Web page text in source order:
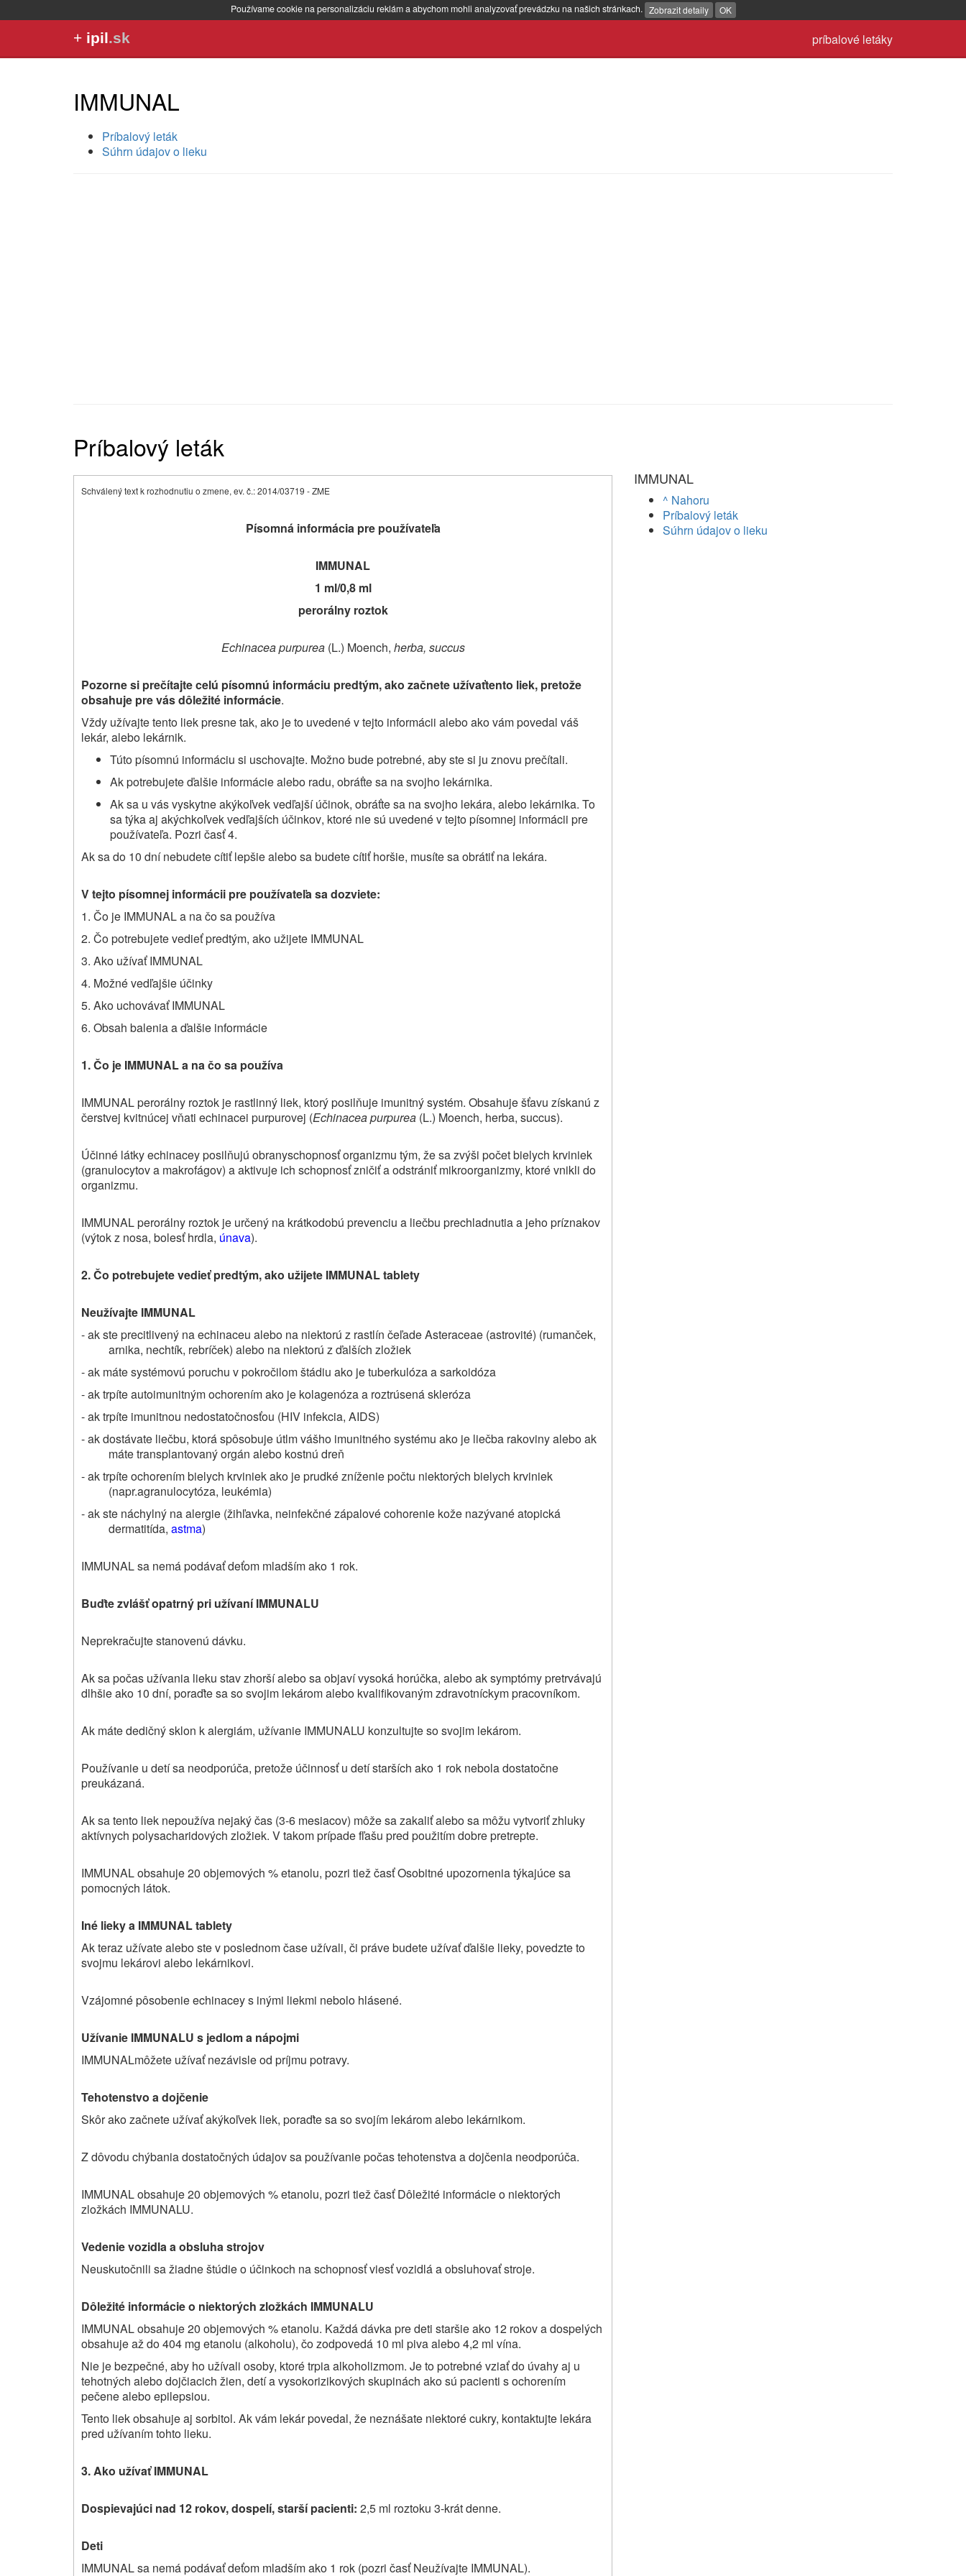
Používame cookie na personalizáciu reklám a abychom mohli analyzovať prevádzku na našich stránkach. Zobrazit detaily OK
príbalové letáky
+ ipil.sk
IMMUNAL
Príbalový leták
Súhrn údajov o lieku
Príbalový leták
Schválený text k rozhodnutiu o zmene, ev. č.: 2014/03719 - ZME
Písomná informácia pre používateľa
IMMUNAL
1 ml/0,8 ml
perorálny roztok
Echinacea purpurea(L.) Moench, herba, succus
Pozorne si prečítajtecelú písomnú informáciu predtým, ako začnete užívaťtento liek, pretože
obsahuje pre vás dôležité informácie.
Vždy užívajte tento liek presne tak, ako je to uvedené v tejto informácii alebo ako vám povedal váš
lekár, alebo lekárnik.
Túto písomnú informáciu si uschovajte. Možno bude potrebné, aby ste si ju znovu prečítali.
Ak potrebujete ďalšie informácie alebo radu, obráťte sa na svojho lekárnika.
Ak sa u vás vyskytne akýkoľvek vedľajší účinok, obráťte sa na svojho lekára, alebo lekárnika. To
sa týka aj akýchkoľvek vedľajších účinkov, ktoré nie sú uvedené v tejto písomnej informácii pre
používateľa. Pozri časť 4.
Ak sa do 10 dnínebudete cítiť lepšiealebo sabudete cítiť horšie, musíte sa obrátiť na lekára.
V tejto písomnej informácii pre používateľa sa dozviete:
1. Čo je IMMUNAL a na čo sa používa
2. Čo potrebujete vedieť predtým, ako užijete IMMUNAL
3. Ako užívať IMMUNAL
4. Možné vedľajšie účinky
5. Ako uchovávať IMMUNAL
6. Obsah balenia a ďalšie informácie
1. Čo je IMMUNAL a na čo sa používa
IMMUNAL perorálny roztok je rastlinný liek, ktorý posilňuje imunitný systém. Obsahuješťavu získanú z
čerstvej kvitnúcej vňati echinacei purpurovej (Echinacea purpurea (L.) Moench, herba, succus).
Účinné látky echinacey posilňujú obranyschopnosť organizmu tým, že sa zvýši počet bielych krviniek
(granulocytov a makrofágov) a aktivuje ich schopnosť zničiť a odstrániť mikroorganizmy, ktoré vnikli do
organizmu.
IMMUNALperorálny roztok je určený na krátkodobú prevenciu a liečbu prechladnutia a jeho príznakov
(výtok z nosa, bolesť hrdla, únava).
2. Čo potrebujete vedieť predtým, ako užijete IMMUNAL tablety
Neužívajte IMMUNAL
- ak ste precitlivený na echinaceu alebo na niektorú z rastlín čeľade Asteraceae (astrovité) (rumanček,
arnika, nechtík, rebríček) alebo na niektorú z ďalších zložiek
- ak máte systémovú poruchu v pokročilom štádiu ako je tuberkulóza a sarkoidóza
- ak trpíte autoimunitným ochorením ako je kolagenóza a roztrúsená skleróza
- ak trpíte imunitnou nedostatočnosťou (HIV infekcia, AIDS)
- ak dostávate liečbu, ktorá spôsobuje útlm vášho imunitného systému ako je liečba rakoviny alebo ak
máte transplantovaný orgán alebo kostnú dreň
- ak trpíte ochorením bielych krviniek ako je prudké zníženie počtu niektorých bielych krviniek
(napr.agranulocytóza, leukémia)
- ak ste náchylný na alergie (žihľavka, neinfekčné zápalové cohorenie kože nazývané atopická
dermatitída, astma)
IMMUNAL sa nemá podávať deťom mladším ako 1 rok.
Buďte zvlášť opatrný pri užívaní IMMUNALU
Neprekračujte stanovenú dávku.
Ak sa počas užívania lieku stav zhorší alebo sa objaví vysoká horúčka, alebo ak symptómy pretrvávajú
dlhšie ako 10 dní, poraďte sa so svojim lekárom alebo kvalifikovaným zdravotníckym pracovníkom.
Ak máte dedičný sklon k alergiám, užívanie IMMUNALU konzultujte so svojim lekárom.
Používanie u detí sa neodporúča, pretože účinnosť u detí starších ako 1 rok nebola dostatočne
preukázaná.
Ak sa tento liek nepoužíva nejaký čas (3-6 mesiacov) môže sa zakaliť alebo sa môžu vytvoriť zhluky
aktívnych polysacharidových zložiek. V takom prípade fľašu pred použitím dobre pretrepte.
IMMUNAL obsahuje 20 objemových % etanolu, pozri tiež časť Osobitné upozornenia týkajúce sa
pomocných látok.
Iné lieky a IMMUNALtablety
Ak teraz užívatealebo ste v poslednom čase užívali, či práve budete užívať ďalšie lieky, povedzte to
svojmu lekárovi alebo lekárnikovi.
Vzájomné pôsobenie echinacey s inými liekmi nebolo hlásené.
Užívanie IMMUNALU s jedlom a nápojmi
IMMUNALmôžete užívať nezávisle od príjmu potravy.
Tehotenstvo a dojčenie
Skôr ako začnete užívať akýkoľvek liek, poraďte sa so svojím lekárom alebo lekárnikom.
Z dôvodu chýbania dostatočných údajov sa používanie počas tehotenstva a dojčenia neodporúča.
IMMUNAL obsahuje 20 objemových % etanolu, pozri tiež časťDôležité informácie o niektorých
zložkách IMMUNALU.
Vedenie vozidla a obsluha strojov
Neuskutočnili sa žiadne štúdie o účinkoch na schopnosť viesť vozidlá a obsluhovať stroje.
Dôležité informácie o niektorých zložkách IMMUNALU
IMMUNALobsahuje 20 objemových % etanolu. Každá dávka pre deti staršie ako 12 rokov a dospelých
obsahuje až do 404 mg etanolu (alkoholu), čo zodpovedá 10 ml piva alebo 4,2 ml vína.
Nie je bezpečné, aby ho užívali osoby, ktoré trpia alkoholizmom. Je to potrebné vziať do úvahy aj u
tehotných alebo dojčiacich žien, detí a vysokorizikových skupinách ako sú pacienti s ochorením
pečene alebo epilepsiou.
Tento liek obsahuje aj sorbitol. Ak vám lekár povedal, že neznášate niektoré cukry, kontaktujte lekára
pred užívaním tohto lieku.
3. Ako užívať IMMUNAL
Dospievajúci nad 12 rokov, dospelí, starší pacienti: 2,5 ml roztoku 3-krát denne.
Deti
IMMUNAL sa nemá podávať deťom mladším ako 1 rok (pozri časť Neužívajte IMMUNAL).
IMMUNAL
^ Nahoru
Príbalový leták
Súhrn údajov o lieku